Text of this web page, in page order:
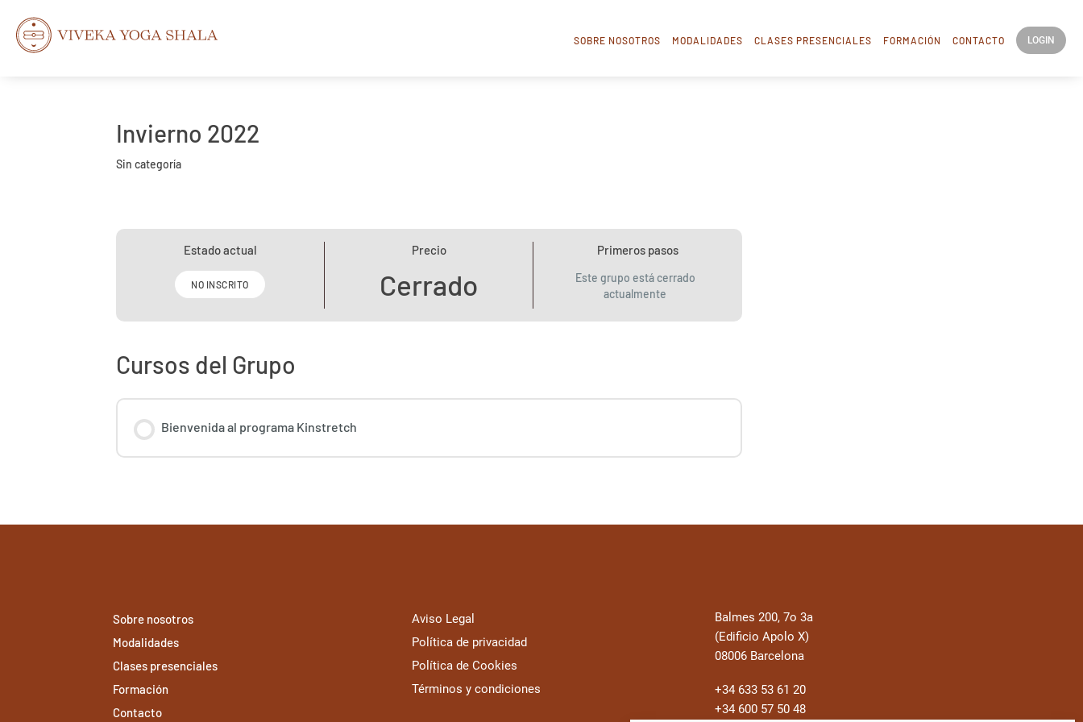
SOBRE NOSOTROS MODALIDADES CLASES PRESENCIALES FORMACIÓN CONTACTO LOGIN
Invierno 2022
Sin categoría
Estado actual
NO INSCRITO
Precio
Cerrado
Primeros pasos
Este grupo está cerrado
actualmente
Cursos del Grupo
Bienvenida al programa Kinstretch
Sobre nosotros
Modalidades
Clases presenciales
Formación
Contacto
Aviso Legal
Política de privacidad
Política de Cookies
Términos y condiciones
Balmes 200, 7o 3a
(Edificio Apolo X)
08006 Barcelona
+34 633 53 61 20
+34 600 57 50 48